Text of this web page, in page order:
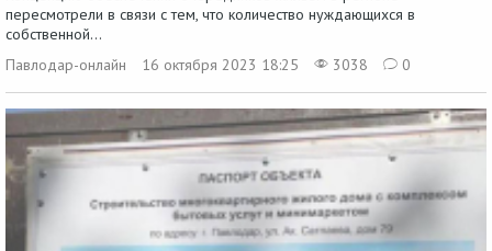
пересмотрели в связи с тем, что количество нуждающихся в
собственной...
Павлодар-онлайн
16 октября 2023 18:25 3038 0